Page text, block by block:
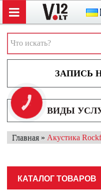
ВИДЫ
Вход/
АВТОЗВУК
АКСЕССУАРЫ И
ВИДЕОРЕГИСТРАТОРЫ
МУЛЬТИМЕДИА
НАВИГАТОРЫ
ПАРКОВОЧНЫЕ СИСТЕМЫ
Главная » Акустика
КАТАЛОГ ТОВАРОВ
КНОПКА
ЗВ'ЯЗКУ